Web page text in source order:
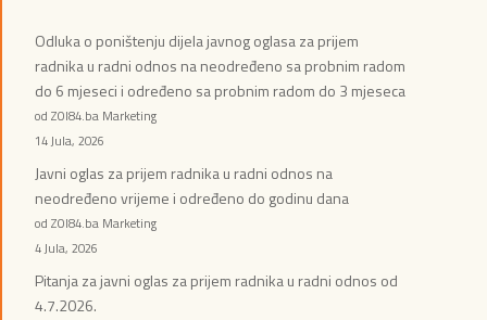
Odluka o poništenju dijela javnog oglasa za prijem
radnika u radni odnos na neodređeno sa probnim radom
do 6 mjeseci i određeno sa probnim radom do 3 mjeseca
od ZOI84.ba Marketing
14 Jula, 2026
Javni oglas za prijem radnika u radni odnos na
neodređeno vrijeme i određeno do godinu dana
od ZOI84.ba Marketing
4 Jula, 2026
Pitanja za javni oglas za prijem radnika u radni odnos od
4.7.2026.